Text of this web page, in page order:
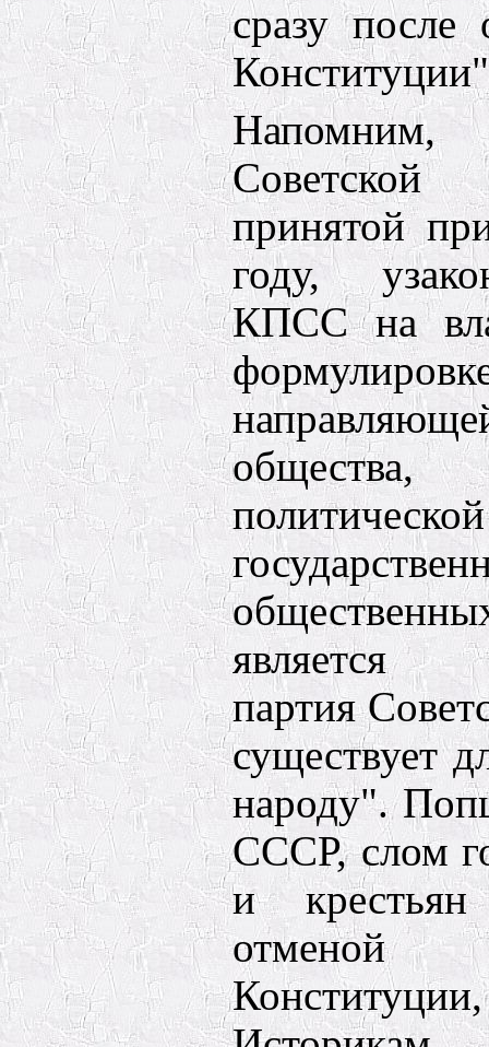
сразу после
Напомним,
принятой
году,
КПСС на
является
партия
существует
народу".
СССР, слом
и